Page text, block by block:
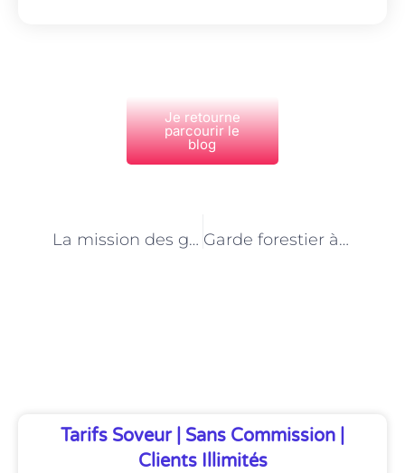
Je retourne
parcourir le
blog
La mission des gardes forestiers parisiens : préserver les écosystèmes fragiles en plein cœur de la ville Garde forestier à Paris : un métier au service de l’environnement et du bien-être des citadins
Tarifs Soveur | Sans Commission |
Clients Illimités